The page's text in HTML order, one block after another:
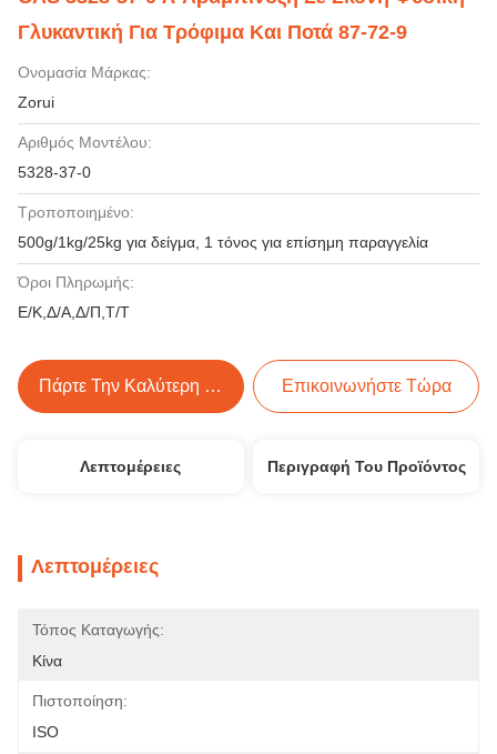
Γλυκαντική Για Τρόφιμα Και Ποτά 87-72-9
Ονομασία Μάρκας:
Zorui
Αριθμός Μοντέλου:
5328-37-0
Τροποποιημένο:
500g/1kg/25kg για δείγμα, 1 τόνος για επίσημη παραγγελία
Όροι Πληρωμής:
Ε/Κ,Δ/Α,Δ/Π,Τ/Τ
Πάρτε Την Καλύτερη Τιμή Επικοινωνήστε Τώρα
Λεπτομέρειες Περιγραφή Του Προϊόντος
Λεπτομέρειες
Τόπος Καταγωγής:
Κίνα
Πιστοποίηση:
ISO